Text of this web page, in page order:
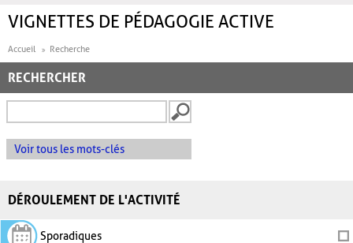
VIGNETTES DE PÉDAGOGIE ACTIVE
Accueil Recherche
RECHERCHER
Voir tous les mots-clés
DÉROULEMENT DE L'ACTIVITÉ
Sporadiques